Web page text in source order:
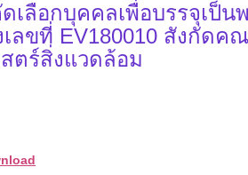
เลือกบุคคลเพื่อบรรจุเป็
ลขที่ EV180010 สังกัด
ตร์สิ่งแวดล้อม